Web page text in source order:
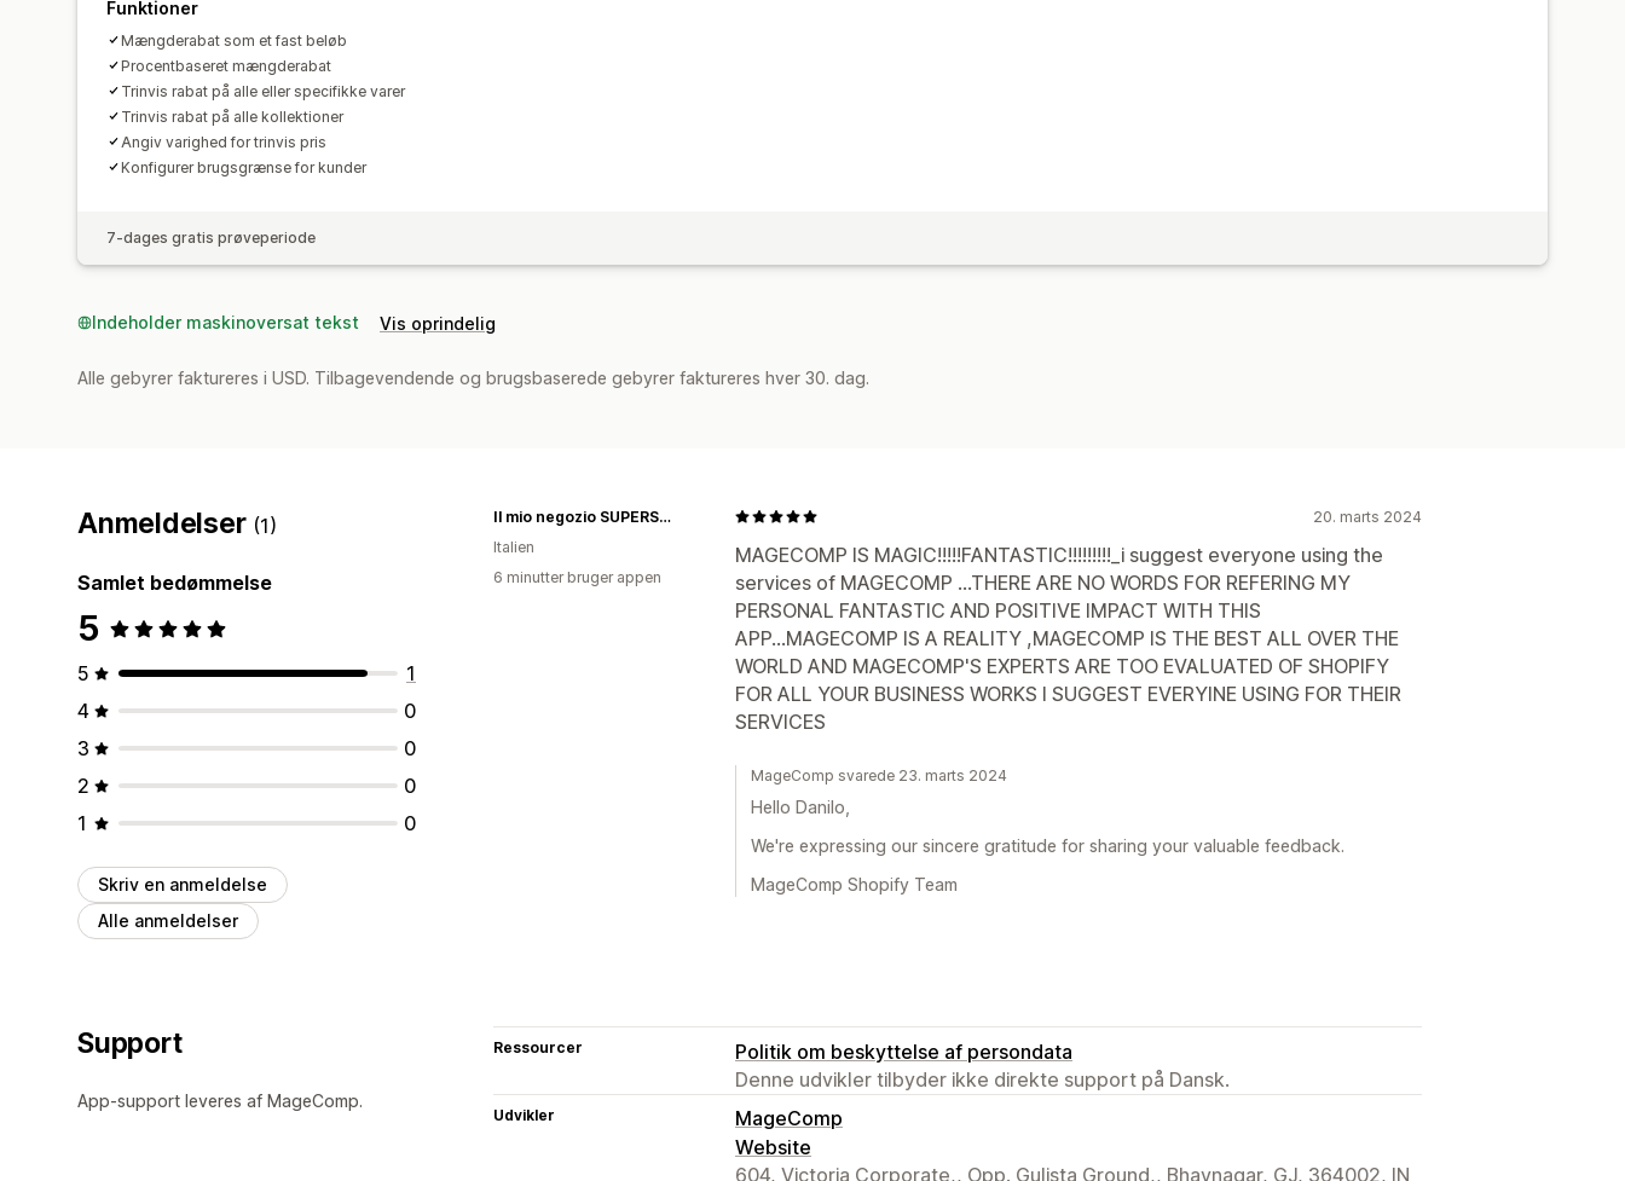
Funktioner
Mængderabat som et fast beløb
Procentbaseret mængderabat
Trinvis rabat på alle eller specifikke varer
Trinvis rabat på alle kollektioner
Angiv varighed for trinvis pris
Konfigurer brugsgrænse for kunder
7-dages gratis prøveperiode
Indeholder maskinoversat tekst Vis oprindelig
Alle gebyrer faktureres i USD. Tilbagevendende og brugsbaserede gebyrer faktureres hver 30. dag.
Anmeldelser (1)
Samlet bedømmelse
5
5
1
4
0
3
0
2
0
1
0
Skriv en anmeldelse
Alle anmeldelser
20. marts 2024
MAGECOMP IS MAGIC!!!!!FANTASTIC!!!!!!!!!_i suggest everyone using the
services of MAGECOMP ...THERE ARE NO WORDS FOR REFERING MY
PERSONAL FANTASTIC AND POSITIVE IMPACT WITH THIS
APP...MAGECOMP IS A REALITY ,MAGECOMP IS THE BEST ALL OVER THE
WORLD AND MAGECOMP'S EXPERTS ARE TOO EVALUATED OF SHOPIFY
FOR ALL YOUR BUSINESS WORKS I SUGGEST EVERYINE USING FOR THEIR
SERVICES
Il mio negozio SUPERSTARS
Italien
6 minutter bruger appen
MageComp svarede 23. marts 2024
Hello Danilo,
We're expressing our sincere gratitude for sharing your valuable feedback.
MageComp Shopify Team
Support
App-support leveres af MageComp.
Ressourcer
Politik om beskyttelse af persondata
Denne udvikler tilbyder ikke direkte support på Dansk.
Udvikler
MageComp
Website
604, Victoria Corporate,, Opp. Gulista Ground,, Bhavnagar, GJ, 364002, IN